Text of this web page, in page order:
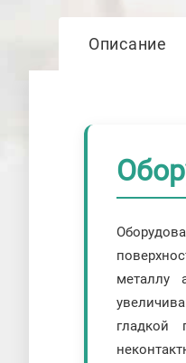
Описание
металлу
гладкой